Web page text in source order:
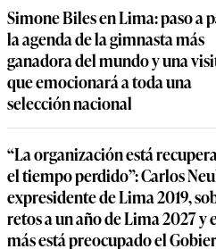
Simone Biles en Lima: paso a
la agenda de la gimnasta más
ganadora del mundo y una
que emocionará a toda una
selección nacional
“La organización está
el tiempo perdido”: Carlos
expresidente de Lima 2019,
retos a un año de Lima 2027 y
más está preocupado el